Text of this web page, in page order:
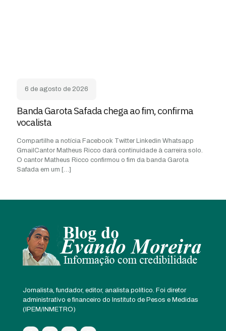
6 de agosto de 2026
Banda Garota Safada chega ao fim, confirma
vocalista
Compartilhe a notícia Facebook Twitter Linkedin Whatsapp
GmailCantor Matheus Ricco dará continuidade à carreira solo.
O cantor Matheus Ricco confirmou o fim da banda Garota
Safada em um […]
Jornalista, fundador, editor, analista político. Foi diretor
administrativo e financeiro do Instituto de Pesos e Medidas
(IPEM/INMETRO)